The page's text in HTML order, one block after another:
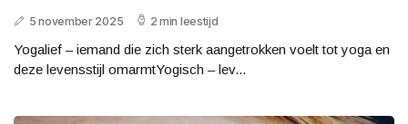
5 november 2025 2 min leestijd
Yogalief – iemand die zich sterk aangetrokken voelt tot yoga en
deze levensstijl omarmtYogisch – lev...